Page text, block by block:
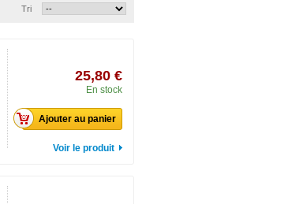
Tri
25,80 €
En stock
Ajouter au panier
Voir le produit